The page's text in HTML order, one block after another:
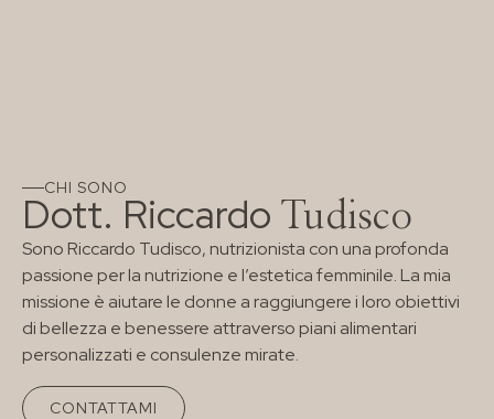
CHI SONO
Dott. Riccardo Tudisco
Sono Riccardo Tudisco, nutrizionista con una profonda
passione per la nutrizione e l’estetica femminile. La mia
missione è aiutare le donne a raggiungere i loro obiettivi
di bellezza e benessere attraverso piani alimentari
personalizzati e consulenze mirate.
CONTATTAMI